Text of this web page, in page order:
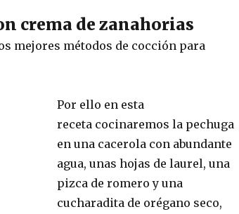
crema de zanahorias
mejores métodos de cocción para
Por ello en esta
receta cocinaremos la pechuga
en una cacerola con abundante
agua, unas hojas de laurel, una
pizca de romero y una
cucharadita de orégano seco,